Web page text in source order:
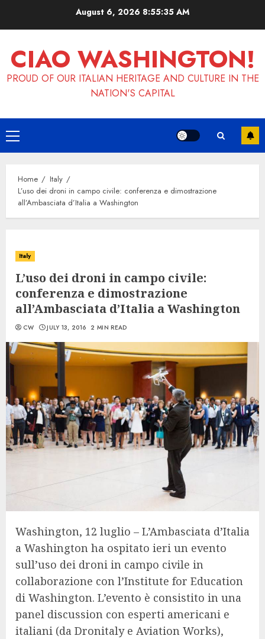
August 6, 2026 8:55:36 AM
CIAO WASHINGTON!
PROUD OF OUR ITALIAN HERITAGE AND CULTURE IN THE
NATION'S CAPITAL
Primary
Menu
Home
Italy
L’uso dei droni in campo civile: conferenza e dimostrazione
all’Ambasciata d’Italia a Washington
Italy
L’uso dei droni in campo civile:
conferenza e dimostrazione
all’Ambasciata d’Italia a Washington
CW JULY 13, 2016 2 MIN READ
Washington, 12 luglio – L’Ambasciata d’Italia
a Washington ha ospitato ieri un evento
sull’uso dei droni in campo civile in
collaborazione con l’Institute for Education
di Washington. L’evento è consistito in una
panel discussion con esperti americani e
italiani (da Dronitaly e Aviation Works),